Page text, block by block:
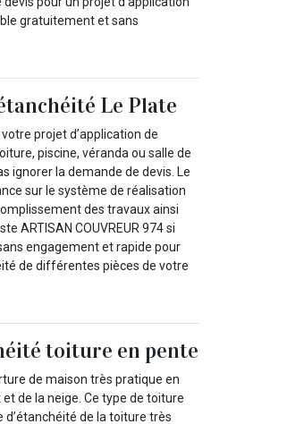
gratuitement et sans
Le Plate
projet d’application de
piscine, véranda ou salle de
ignorer la demande de devis. Le
sur le système de réalisation
des travaux ainsi
ARTISAN COUVREUR 974 si
engagement et rapide pour
de différentes pièces de votre
toiture en pente
de maison très pratique en
de la neige. Ce type de toiture
de la toiture très